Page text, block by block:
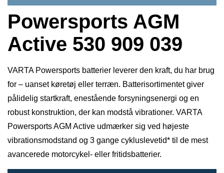
Powersports AGM
Active 530 909 039
VARTA Powersports batterier leverer den kraft, du har brug
for – uanset køretøj eller terræn. Batterisortimentet giver
pålidelig startkraft, enestående forsyningsenergi og en
robust konstruktion, der kan modstå vibrationer. VARTA
Powersports AGM Active udmærker sig ved højeste
vibrationsmodstand og 3 gange cykluslevetid* til de mest
avancerede motorcykel- eller fritidsbatterier.